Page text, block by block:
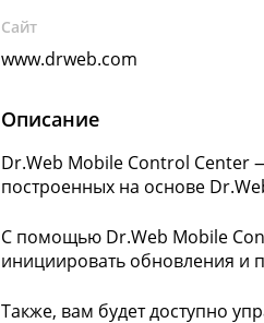
Сайт
www.drweb.com
Описание
Dr.Web Mobile Control Center
построенных на основе
С помощью Dr.Web Mobile
инициировать обновления и
Также, вам будет доступно